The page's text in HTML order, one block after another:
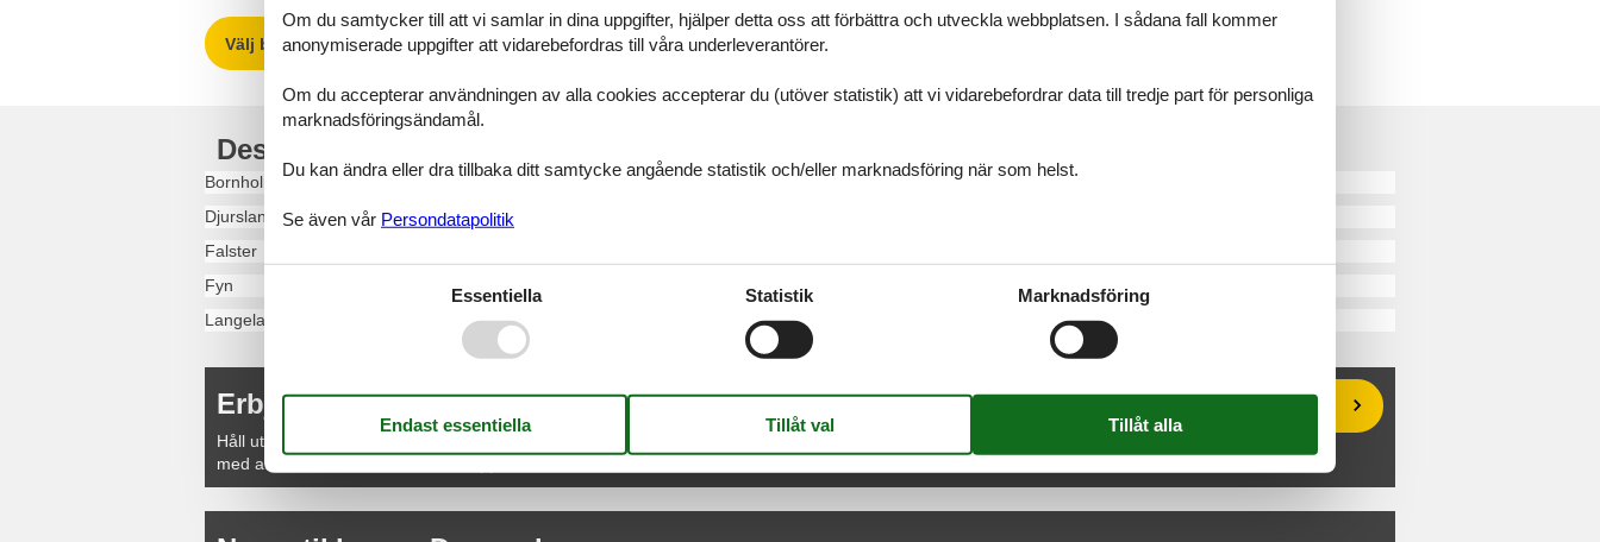
Välj bland 40 349 stugor
Destinationer i Danmark
Bornholm
Djursland
Falster
Fyn
Langeland
Limfjorden
Sjælland
Ærø
Østjylland
Erbjudanden och rabatter på semesterupplevelser
Håll utkik efter fina erbjudanden från våra partners! Låt dig inspireras och få ut det mesta av din semester
med attraktiva rabatter och unika upplevelser.
Om du samtycker till att vi samlar in dina uppgifter, hjälper detta oss att förbättra och utveckla webbplatsen. I sådana fall kommer
anonymiserade uppgifter att vidarebefordras till våra underleverantörer.
Om du accepterar användningen av alla cookies accepterar du (utöver statistik) att vi vidarebefordrar data till tredje part för personliga
marknadsföringsändamål.
Du kan ändra eller dra tillbaka ditt samtycke angående statistik och/eller marknadsföring när som helst.
Se även vår Persondatapolitik
Essentiella Statistik Marknadsföring